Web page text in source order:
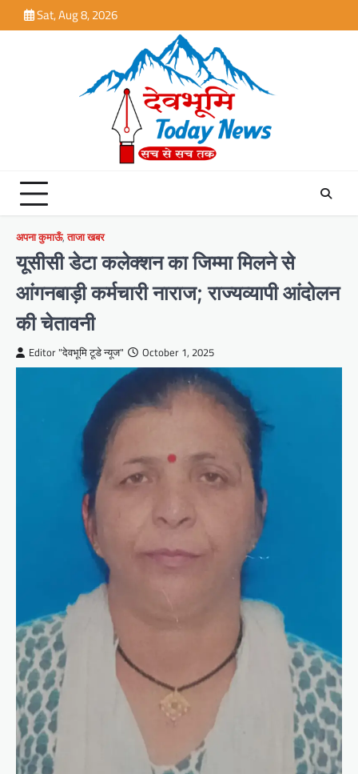
to
Sat, Aug 8, 2026
अपना कुमाऊँ,ताजा खबर
यूसीसी डेटा कलेक्शन का जिम्मा मिलने से
आंगनबाड़ी कर्मचारी नाराज; राज्यव्यापी आंदोलन
की चेतावनी
Editor "देवभूमि टूडे न्यूज" October 1, 2025